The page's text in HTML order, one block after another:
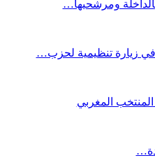
ومرشحيها…
زيارة تنظيمية لحزب…
المنتخب المغربي